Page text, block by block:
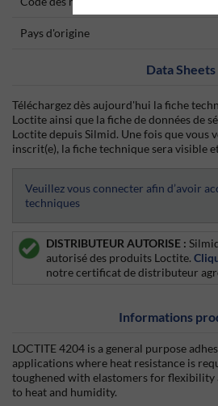
Pays d'origine
Data Sheets
Téléchargez dès aujourd'hui la fiche
Loctite ainsi que la fiche de données de
Loctite depuis Silmid. Une fois que vous
inscrit(e), la fiche technique sera visible
Veuillez vous connecter afin d’avoir
techniques
DISTRIBUTEUR AUTORISE :
autorisé des produits Loctite.
notre certificat de distributeur
Informations
LOCTITE 4204 is a general purpose
applications where heat resistance is
toughened with elastomers for flexibility
to heat and humidity.